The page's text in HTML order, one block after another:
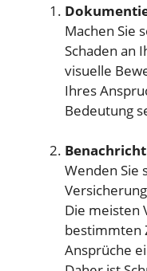
Machen Sie
Schaden an
visuelle
Ihres
Bedeutung
Wenden Sie
Die meisten
bestimmten
Ansprüche